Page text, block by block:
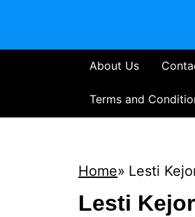
About Us
Terms and
Home Lesti
Lesti